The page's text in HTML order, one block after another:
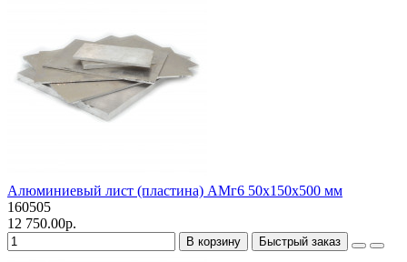
Алюминиевый лист (пластина) АМг6 50х150х500 мм
160505
12 750.00р.
В корзину Быстрый заказ